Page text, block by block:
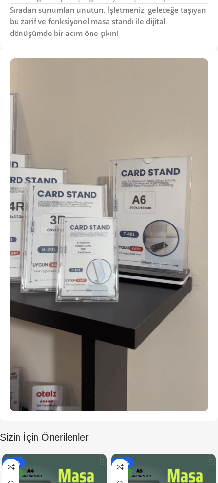
Sıradan sunumları unutun. İşletmenizi geleceğe taşıyan
bu zarif ve fonksiyonel masa standı ile dijital
dönüşümde bir adım öne çıkın!
Sizin İçin Önerilenler
- 25%
- 22%